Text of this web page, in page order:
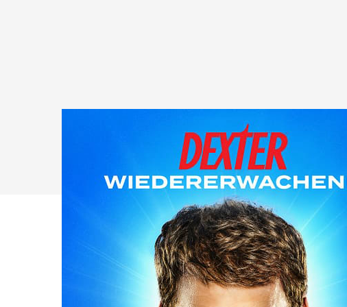
Drücken Sie Enter zum Suchen oder ESC zum Schließen.